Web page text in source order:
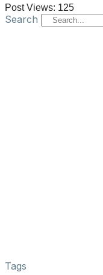
Post Views: 125
Search
Tags